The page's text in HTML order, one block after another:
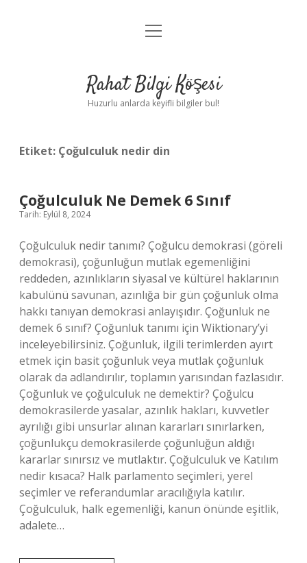
Anasayfa
Yasal Uyarı
menüyü
Rahat Bilgi Köşesi
Huzurlu anlarda keyifli bilgiler bul!
Etiket: Çoğulculuk nedir din
Çoğulculuk Ne Demek 6 Sınıf
Tarih: Eylül 8, 2024
Çoğulculuk nedir tanımı? Çoğulcu demokrasi (göreli
demokrasi), çoğunluğun mutlak egemenliğini
reddeden, azınlıkların siyasal ve kültürel haklarının
kabulünü savunan, azınlığa bir gün çoğunluk olma
hakkı tanıyan demokrasi anlayışıdır. Çoğunluk ne
demek 6 sınıf? Çoğunluk tanımı için Wiktionary’yi
inceleyebilirsiniz. Çoğunluk, ilgili terimlerden ayırt
etmek için basit çoğunluk veya mutlak çoğunluk
olarak da adlandırılır, toplamın yarısından fazlasıdır.
Çoğunluk ve çoğulculuk ne demektir? Çoğulcu
demokrasilerde yasalar, azınlık hakları, kuvvetler
ayrılığı gibi unsurlar alınan kararları sınırlarken,
çoğunlukçu demokrasilerde çoğunluğun aldığı
kararlar sınırsız ve mutlaktır. Çoğulculuk ve Katılım
nedir kısaca? Halk parlamento seçimleri, yerel
seçimler ve referandumlar aracılığıyla katılır.
Çoğulculuk, halk egemenliği, kanun önünde eşitlik,
adalete…